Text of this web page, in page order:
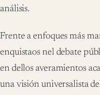
análisis.
Frente a enfoques más
enquistaos nel debate
en dellos averamientos
una visión universalista